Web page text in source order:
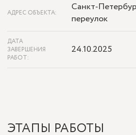
АДРЕС ОБЪЕКТА:
Санкт-
переулок
ДАТА
ЗАВЕРШЕНИЯ
РАБОТ:
24.10.2025
ЭТАПЫ РАБОТЫ